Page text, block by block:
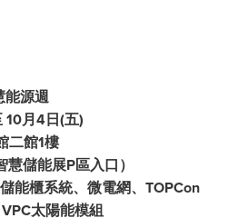
源週
10月4日(五)
二館1樓
儲能展P區入口）
能櫃系統、微電網、TOPCon
太陽能模組